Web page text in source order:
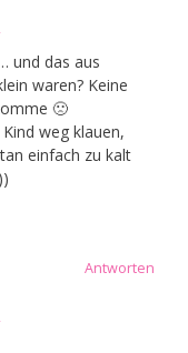
und das aus
waren? Keine
🙁
weg klauen,
einfach zu kalt
Antworten